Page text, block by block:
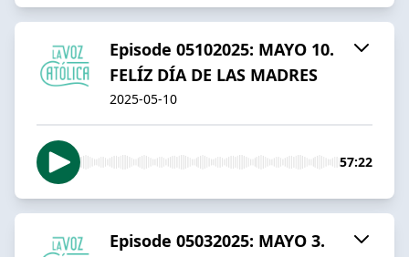
Episode 05102025: MAYO 10.
FELÍZ DÍA DE LAS MADRES
2025-05-10
57:22
Episode 05032025: MAYO 3.